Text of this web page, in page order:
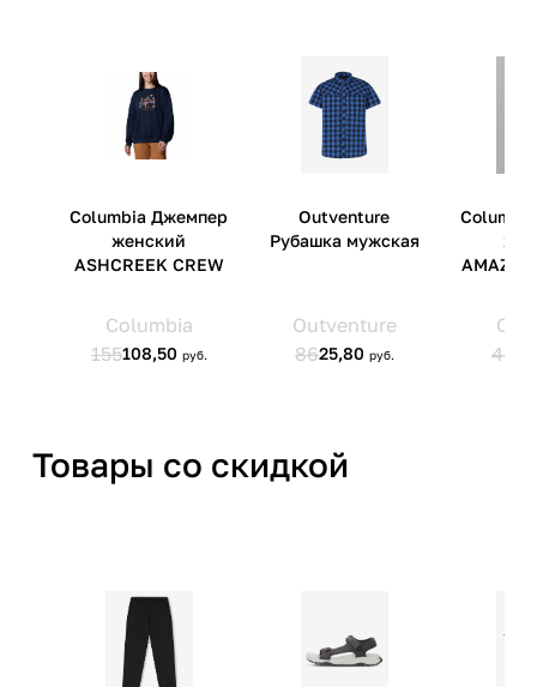
Артикул производителя 10734108
ООО 'Клермонт' 231741,
ул.Школьная, д.5, к.13
Товары со скидкой